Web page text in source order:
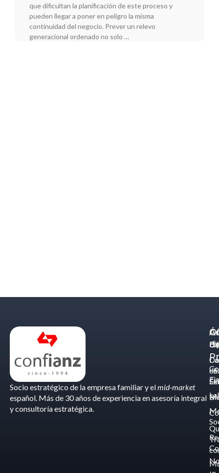
que dificultan la planificación de este proceso y
pueden llegar a poner en peligro la misma
continuidad del negocio. Prever un relevo
generacional ordenado no solo …
Socio estratégico de la empresa familiar y elmid-market
español. Más de 30 años de experiencia en asesoría integral
y consultoría estratégica.
de
-